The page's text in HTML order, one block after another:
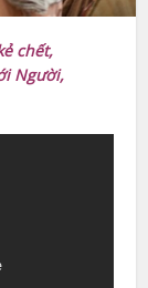
chết,
Người,